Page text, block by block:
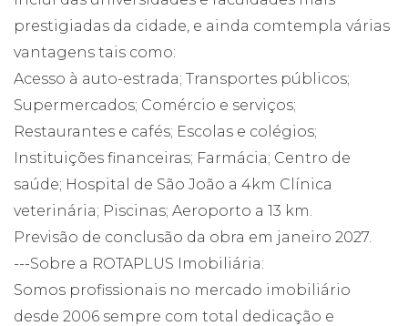
prestigiadas da cidade, e ainda comtempla várias
vantagens tais como:
Acesso à auto-estrada; Transportes públicos;
Supermercados; Comércio e serviços;
Restaurantes e cafés; Escolas e colégios;
Instituições financeiras; Farmácia; Centro de
saúde; Hospital de São João a 4km Clínica
veterinária; Piscinas; Aeroporto a 13 km.
Previsão de conclusão da obra em janeiro 2027.
---Sobre a ROTAPLUS Imobiliária:
Somos profissionais no mercado imobiliário
desde 2006 sempre com total dedicação e